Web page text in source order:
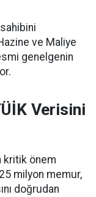
ve Maliye
genelgenin
Verisini
kritik önem
milyon memur,
doğrudan